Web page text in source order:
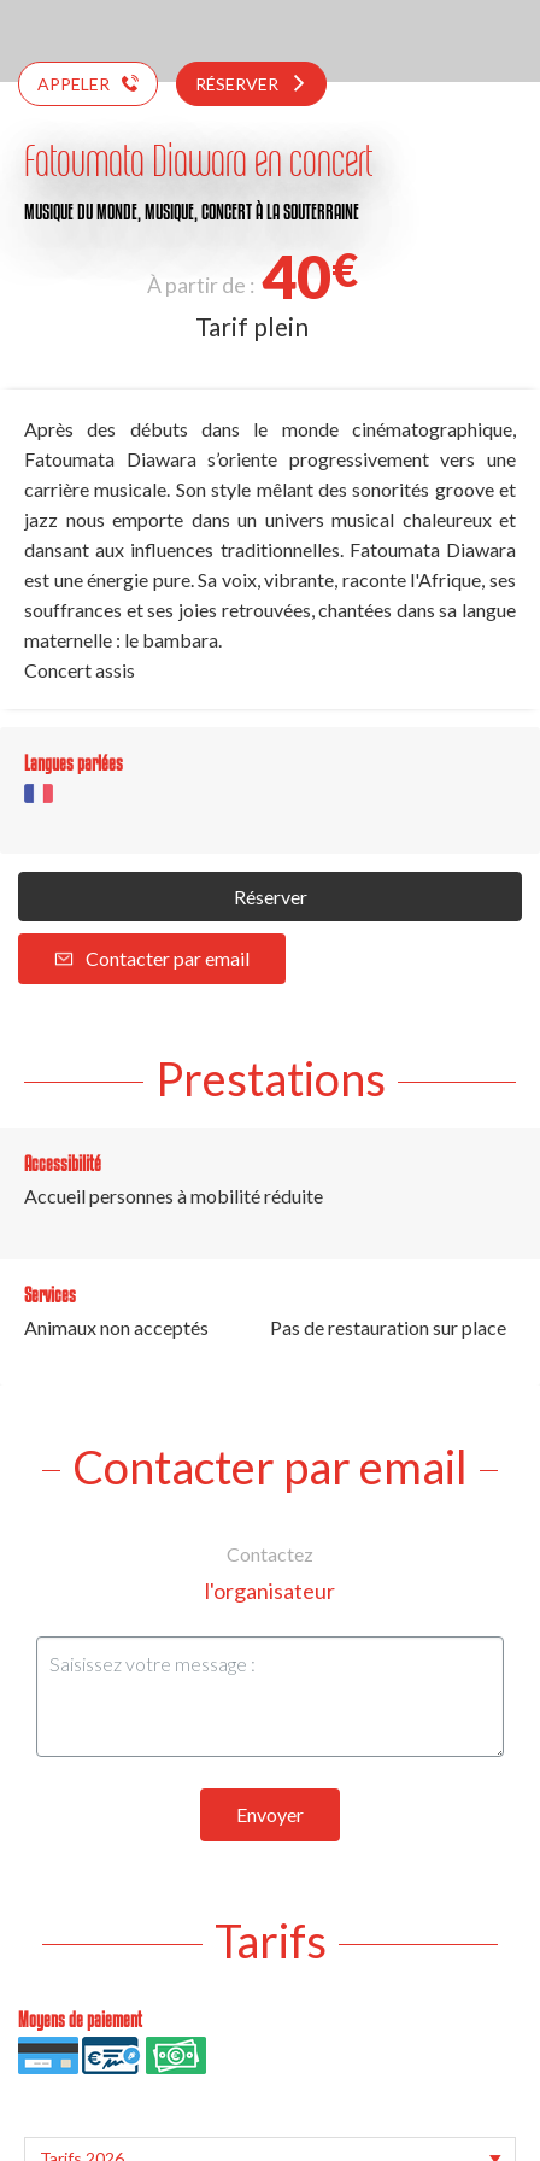
APPELER RÉSERVER
Fatoumata Diawara en concert
MUSIQUE DU MONDE, MUSIQUE, CONCERTÀ LA SOUTERRAINE
À partir de : 40€
Tarif plein
Après des débuts dans le monde cinématographique,
Fatoumata Diawara s’oriente progressivement vers une
carrière musicale. Son style mêlant des sonorités groove et
jazz nous emporte dans un univers musical chaleureux et
dansant aux influences traditionnelles. Fatoumata Diawara
est une énergie pure. Sa voix, vibrante, raconte l'Afrique, ses
souffrances et ses joies retrouvées, chantées dans sa langue
maternelle : le bambara.
Concert assis
Langues parlées
Réserver
Contacter par email
Prestations
Accessibilité
Accueil personnes à mobilité réduite
Services
Animaux non acceptés
Pas de restauration sur place
Contacter par email
Contactez
l'organisateur
Envoyer
Tarifs
Moyens de paiement